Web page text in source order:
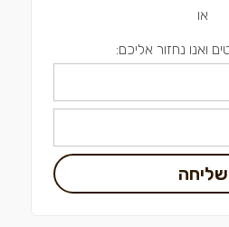
או
ואנו נחזור אליכם:
שליחה